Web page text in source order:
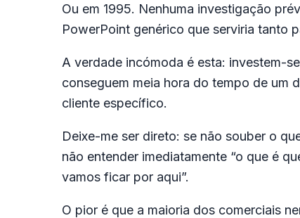
Ou em 1995. Nenhuma investigação
PowerPoint genérico que serviria tanto
A verdade incómoda é esta: investem-
conseguem meia hora do tempo de um
cliente específico.
Deixe-me ser direto: se não souber o
não entender imediatamente “o que é
vamos ficar por aqui”.
O pior é que a maioria dos comerciais